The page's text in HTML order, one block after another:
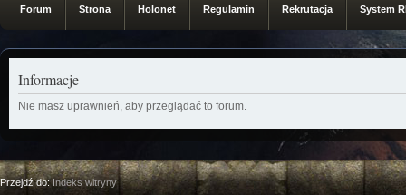
Forum Strona Holonet Regulamin Rekrutacja System
Informacje
Nie masz uprawnień, aby przeglądać to forum.
Przejdź do:Indeks witryny